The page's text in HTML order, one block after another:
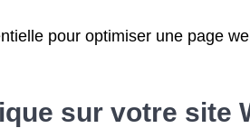
pour optimiser une page
sur votre site